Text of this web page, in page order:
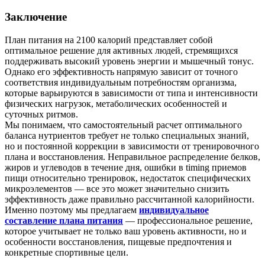
Заключение
План питания на 2100 калорий представляет собой
оптимальное решение для активных людей, стремящихся
поддерживать высокий уровень энергии и мышечный тонус.
Однако его эффективность напрямую зависит от точного
соответствия индивидуальным потребностям организма,
которые варьируются в зависимости от типа и интенсивности
физических нагрузок, метаболических особенностей и
суточных ритмов.
Мы понимаем, что самостоятельный расчет оптимального
баланса нутриентов требует не только специальных знаний,
но и постоянной коррекции в зависимости от тренировочного
плана и восстановления. Неправильное распределение белков,
жиров и углеводов в течение дня, ошибки в timing приемов
пищи относительно тренировок, недостаток специфических
микроэлементов — все это может значительно снизить
эффективность даже правильно рассчитанной калорийности.
Именно поэтому мы предлагаем индивидуальное
составление плана питания — профессиональное решение,
которое учитывает не только ваш уровень активности, но и
особенности восстановления, пищевые предпочтения и
конкретные спортивные цели.